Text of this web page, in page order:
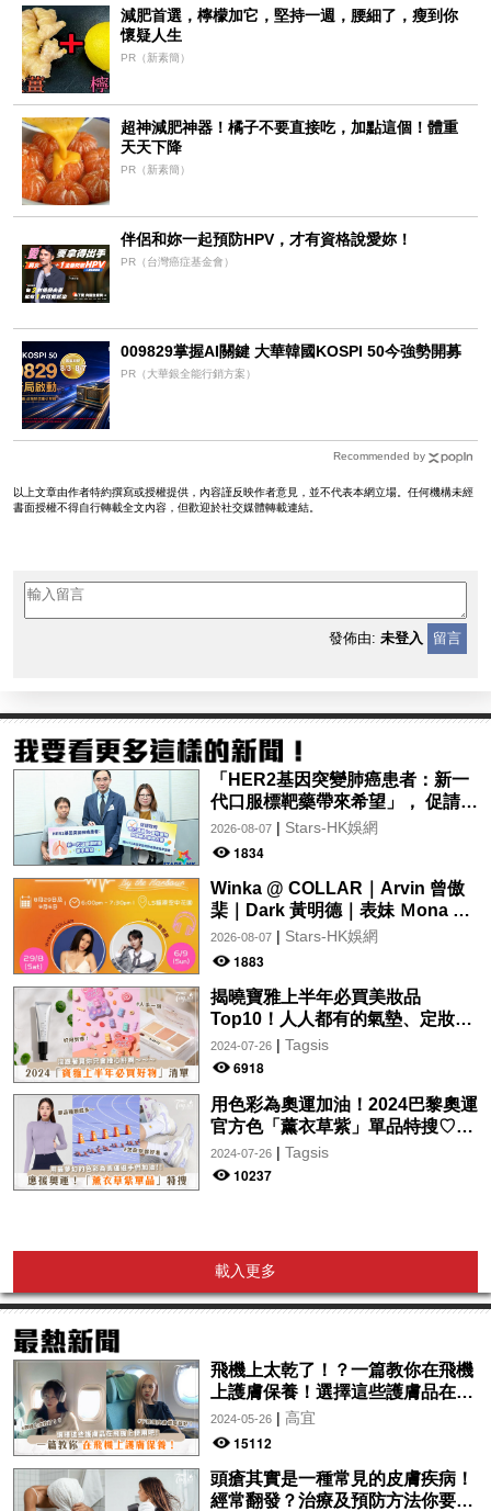
減肥首選，檸檬加它，堅持一週，腰細了，瘦到你
懷疑人生
PR（新素簡）
超神減肥神器！橘子不要直接吃，加點這個！體重
天天下降
PR（新素簡）
伴侶和妳一起預防HPV，才有資格說愛妳！
PR（台灣癌症基金會）
009829掌握AI關鍵 大華韓國KOSPI 50今強勢開募
PR（大華銀全能行銷方案）
Recommended by
以上文章由作者特約撰寫或授權提供，內容謹反映作者意見，並不代表本網立場。任何機構未經
書面授權不得自行轉載全文內容，但歡迎於社交媒體轉載連結。
發佈由: 未登入 留言
「HER2基因突變肺癌患者：新一
代口服標靶藥帶來希望」， 促請政
府加快納入藥物名冊，助患者及早
受惠
2026-08-07| Stars-HK娛網
1834
Winka @ COLLAR｜Arvin 曾傲
棐｜Dark 黃明德｜表妹 Ｍona 8
月29日起登陸L5維港空中花園 |
wwwtc mall 首度呈獻「Music
2026-08-07| Stars-HK娛網
1883
揭曉寶雅上半年必買美妝品
Top10！人人都有的氣墊、定妝噴
霧、保養品～幫你找到最值得入手
的好物♡
2024-07-26| Tagsis
6918
用色彩為奧運加油！2024巴黎奧運
官方色「薰衣草紫」單品特搜♡讓
你從頭到腳、隨時充滿奧運氛圍～
2024-07-26| Tagsis
10237
載入更多
飛機上太乾了！？一篇教你在飛機
上護膚保養！選擇這些護膚品在飛
機上使用吧！
2024-05-26| 高宜
15112
頭瘡其實是一種常見的皮膚疾病！
經常翻發？治療及預防方法你要